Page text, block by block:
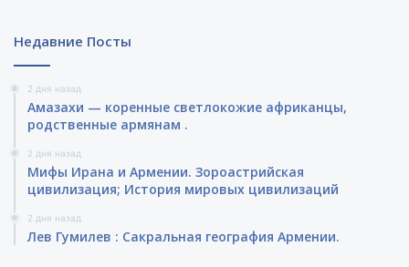
Недавние Посты
2 дня назад
Амазахи — коренные светлокожие африканцы,
родственные армянам .
2 дня назад
Мифы Ирана и Армении. Зороастрийская
цивилизация; История мировых цивилизаций
2 дня назад
Лев Гумилев : Сакральная география Армении.